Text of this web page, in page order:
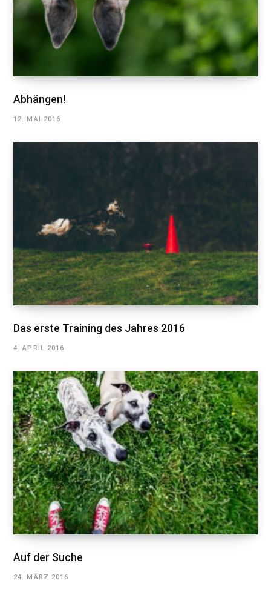
Abhängen!
12. MAI 2016
Das erste Training des Jahres 2016
4. APRIL 2016
Auf der Suche
24. MÄRZ 2016